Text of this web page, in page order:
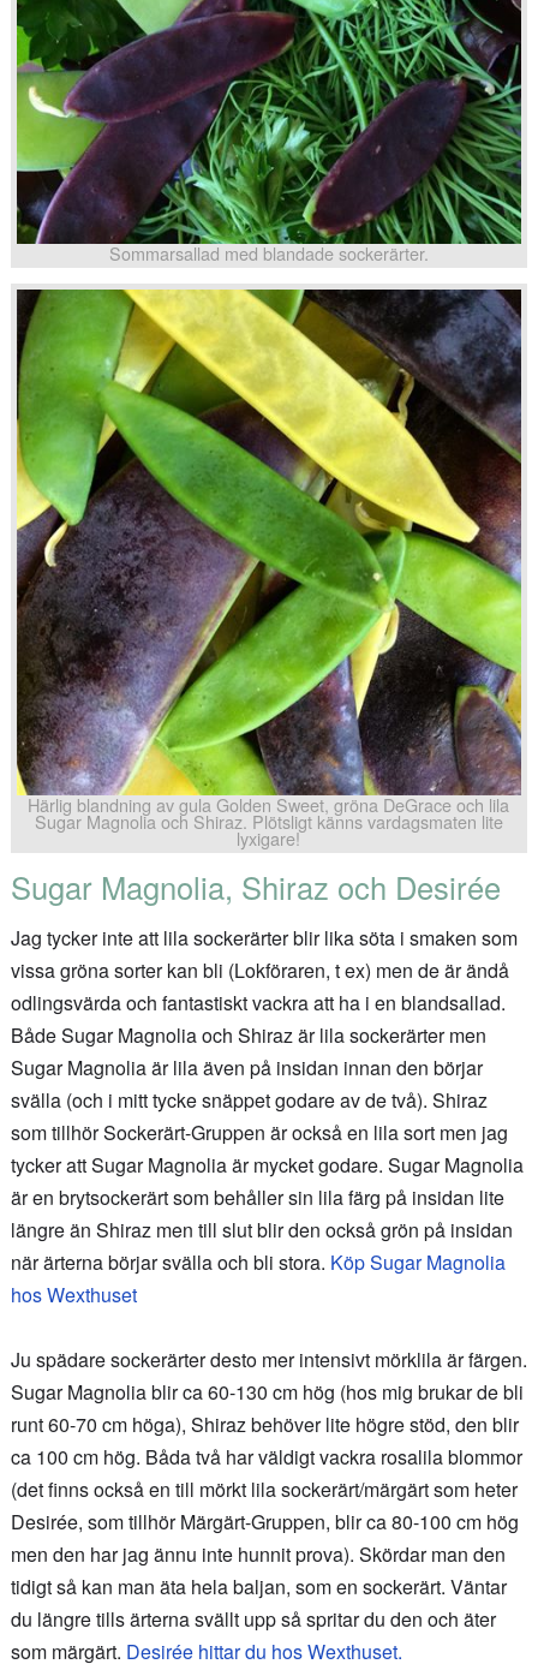
Sommarsallad med blandade sockerärter.
Härlig blandning av gula Golden Sweet, gröna DeGrace och lila
Sugar Magnolia och Shiraz. Plötsligt känns vardagsmaten lite
lyxigare!
Sugar Magnolia, Shiraz och Desirée
Jag tycker inte att lila sockerärter blir lika söta i smaken som
vissa gröna sorter kan bli (Lokföraren, t ex) men de är ändå
odlingsvärda och fantastiskt vackra att ha i en blandsallad.
Både Sugar Magnolia och Shiraz är lila sockerärter men
Sugar Magnolia är lila även på insidan innan den börjar
svälla (och i mitt tycke snäppet godare av de två). Shiraz
som tillhör Sockerärt-Gruppen är också en lila sort men jag
tycker att Sugar Magnolia är mycket godare. Sugar Magnolia
är en brytsockerärt som behåller sin lila färg på insidan lite
längre än Shiraz men till slut blir den också grön på insidan
när ärterna börjar svälla och bli stora. Köp Sugar Magnolia
hos Wexthuset
Ju spädare sockerärter desto mer intensivt mörklila är färgen.
Sugar Magnolia blir ca 60-130 cm hög (hos mig brukar de bli
runt 60-70 cm höga), Shiraz behöver lite högre stöd, den blir
ca 100 cm hög. Båda två har väldigt vackra rosalila blommor
(det finns också en till mörkt lila sockerärt/märgärt som heter
Desirée, som tillhör Märgärt-Gruppen, blir ca 80-100 cm hög
men den har jag ännu inte hunnit prova). Skördar man den
tidigt så kan man äta hela baljan, som en sockerärt. Väntar
du längre tills ärterna svällt upp så spritar du den och äter
som märgärt. Desirée hittar du hos Wexthuset.